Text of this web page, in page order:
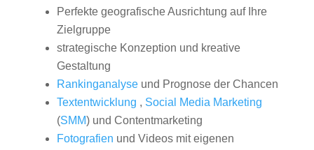
Perfekte geografische Ausrichtung auf Ihre
Zielgruppe
strategische Konzeption und kreative
Gestaltung
Rankinganalyseund Prognose der Chancen
Textentwicklung , Social Media Marketing
(SMM) und Contentmarketing
Fotografien und Videos mit eigenen